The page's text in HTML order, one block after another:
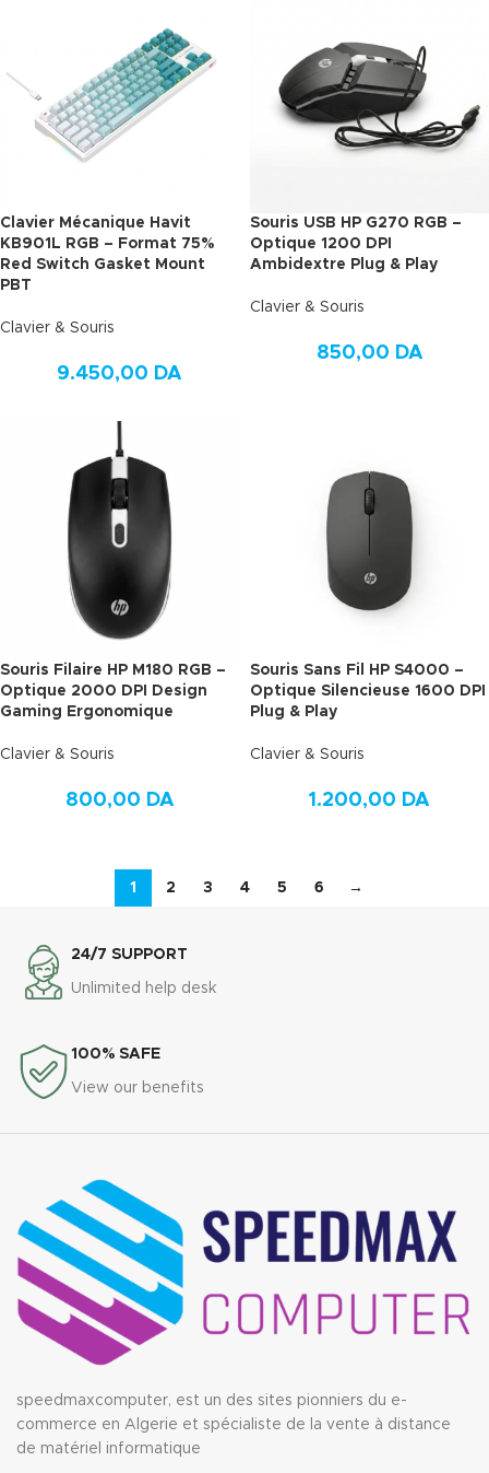
Clavier Mécanique Havit
KB901L RGB – Format 75%
Red Switch Gasket Mount
PBT
Clavier & Souris
9.450,00 DA
Souris USB HP G270 RGB –
Optique 1200 DPI
Ambidextre Plug & Play
Clavier & Souris
850,00 DA
Souris Filaire HP M180 RGB –
Optique 2000 DPI Design
Gaming Ergonomique
Clavier & Souris
800,00 DA
Souris Sans Fil HP S4000 –
Optique Silencieuse 1600 DPI
Plug & Play
Clavier & Souris
1.200,00 DA
1 2 3 4 5 6 →
24/7 SUPPORT
Unlimited help desk
100% SAFE
View our benefits
speedmaxcomputer, est un des sites pionniers du e-
commerce en Algerie et spécialiste de la vente à distance
de matériel informatique